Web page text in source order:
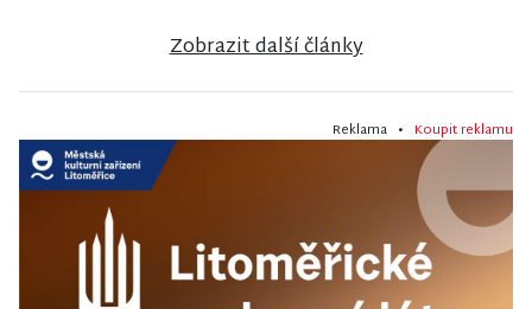
Zobrazit další články
Reklama • Koupit reklamu